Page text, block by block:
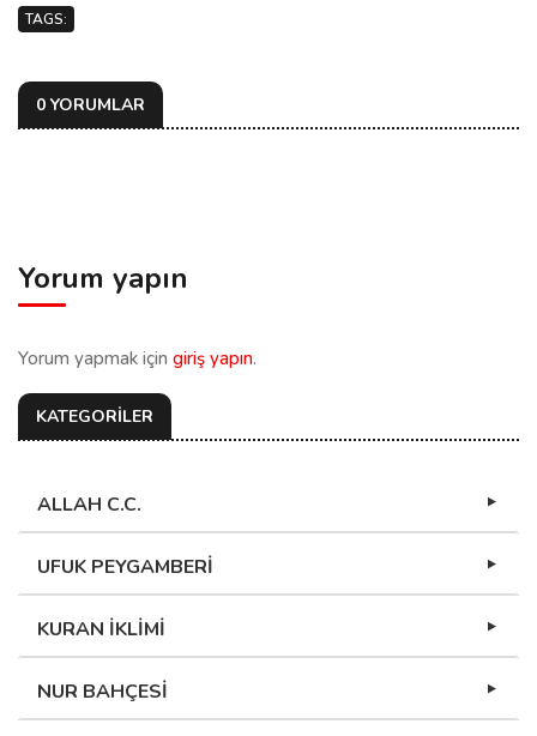
TAGS:
0 YORUMLAR
Yorum yapın
Yorum yapmak için giriş yapın.
KATEGORİLER
ALLAH C.C.
UFUK PEYGAMBERİ
KURAN İKLİMİ
NUR BAHÇESİ